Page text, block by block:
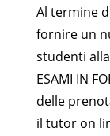
GIUR-
02/A
IEGE-
01/A
Al termine
fornire un
studenti
ESAMI IN
delle
il tutor on